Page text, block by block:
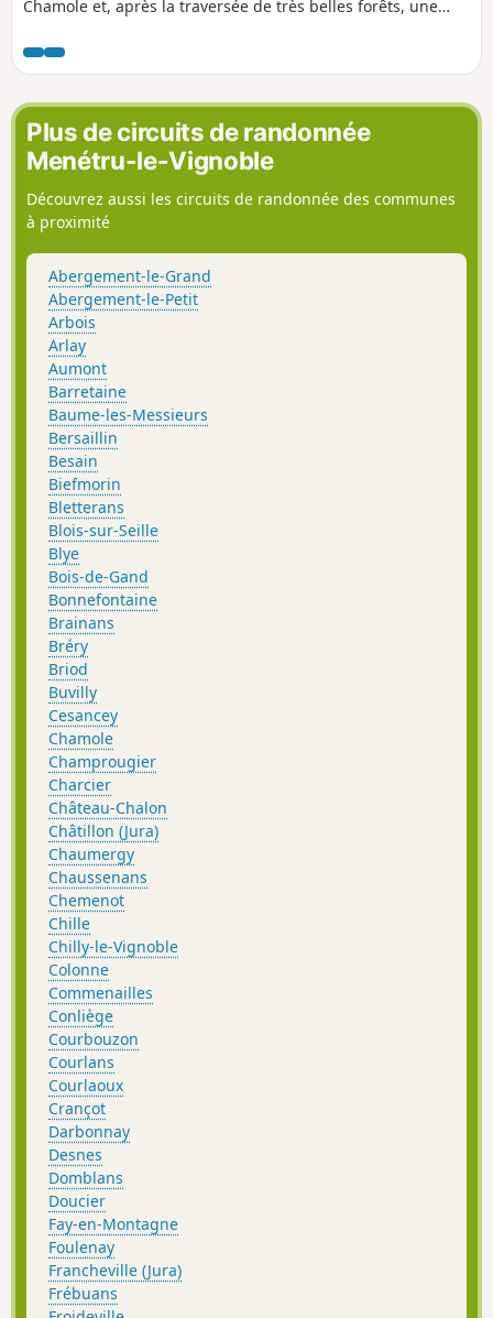
Chamole et, après la traversée de très belles forêts, une
fanum gallo-romain (temple). Le parcours est
principalement forestier, si ce n'est la traversée de la plaine
du parc éolien qui offre une belle vue sur le mont Rivel et
plus loin sur la chaine du Haut Jura.
Plus de circuits de randonnée
Menétru-le-Vignoble
Découvrez aussi les circuits de randonnée des communes
à proximité
Abergement-le-Grand
Abergement-le-Petit
Arbois
Arlay
Aumont
Barretaine
Baume-les-Messieurs
Bersaillin
Besain
Biefmorin
Bletterans
Blois-sur-Seille
Blye
Bois-de-Gand
Bonnefontaine
Brainans
Bréry
Briod
Buvilly
Cesancey
Chamole
Champrougier
Charcier
Château-Chalon
Châtillon (Jura)
Chaumergy
Chaussenans
Chemenot
Chille
Chilly-le-Vignoble
Colonne
Commenailles
Conliège
Courbouzon
Courlans
Courlaoux
Crançot
Darbonnay
Desnes
Domblans
Doucier
Fay-en-Montagne
Foulenay
Francheville (Jura)
Frébuans